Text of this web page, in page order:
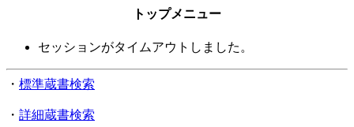
トップメニュー
セッションがタイムアウトしました。
・ 標準蔵書検索
・ 詳細蔵書検索